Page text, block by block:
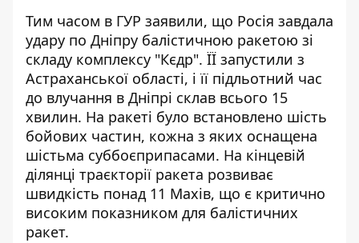
Тим часом в ГУР заявили, що Росія завдала
удару по Дніпру балістичною ракетою зі
складу комплексу "Кєдр". ЇЇ запустили з
Астраханської області, і її підльотний час
до влучання в Дніпрі склав всього 15
хвилин. На ракеті було встановлено шість
бойових частин, кожна з яких оснащена
шістьма суббоєприпасами. На кінцевій
ділянці траєкторії ракета розвиває
швидкість понад 11 Махів, що є критично
високим показником для балістичних
ракет.